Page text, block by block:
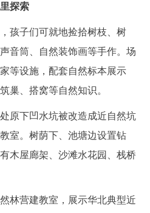
探索
孩子们可就地捡拾树枝、树
音筒、自然装饰画等手作。场
等设施，配套自然标本展示
巢、搭窝等自然知识。
原下凹水坑被改造成近自然坑
室。树荫下、池塘边设置钻
木屋廊架、沙滩水花园、栈桥
林营建教室，展示华北典型近